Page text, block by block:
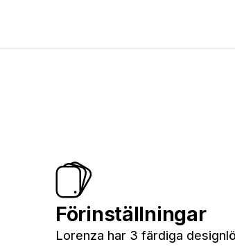
Förinställningar
Lorenza har 3 färdiga